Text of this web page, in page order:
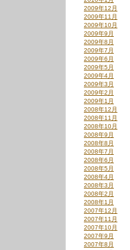
2009年12月
2009年11月
2009年10月
2009年9月
2009年8月
2009年7月
2009年6月
2009年5月
2009年4月
2009年3月
2009年2月
2009年1月
2008年12月
2008年11月
2008年10月
2008年9月
2008年8月
2008年7月
2008年6月
2008年5月
2008年4月
2008年3月
2008年2月
2008年1月
2007年12月
2007年11月
2007年10月
2007年9月
2007年8月